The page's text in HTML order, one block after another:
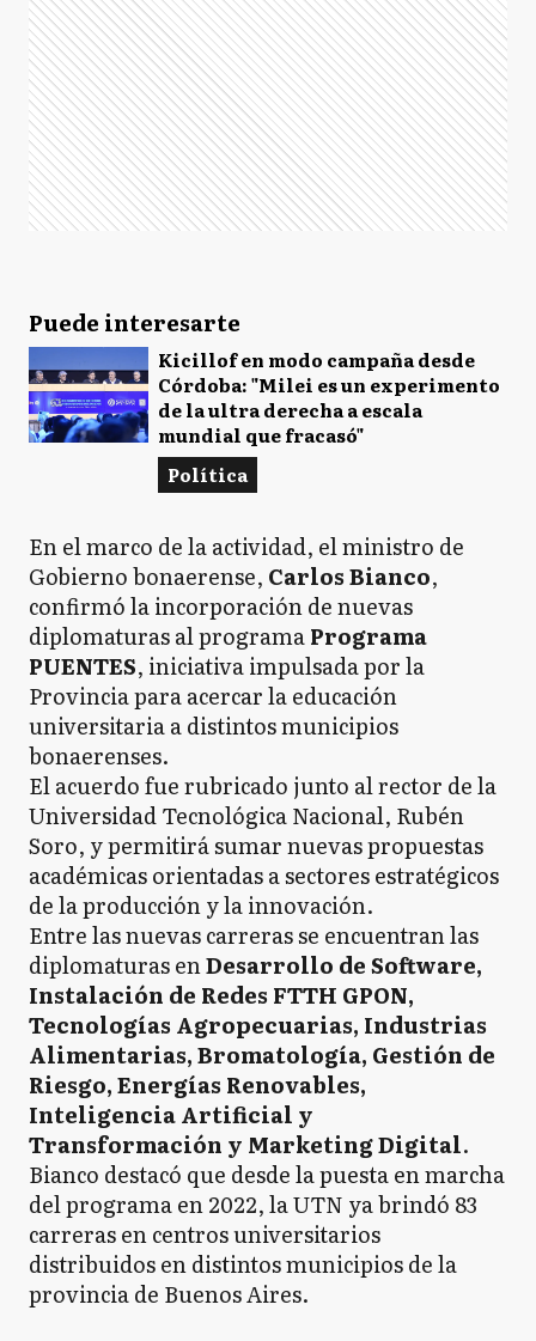
Puede interesarte
Kicillof en modo campaña desde
Córdoba: "Milei es un experimento
de la ultra derecha a escala
mundial que fracasó"
Política
En el marco de la actividad, el ministro de
Gobierno bonaerense, Carlos Bianco,
confirmó la incorporación de nuevas
diplomaturas al programaPrograma
PUENTES, iniciativa impulsada por la
Provincia para acercar la educación
universitaria a distintos municipios
bonaerenses.
El acuerdo fue rubricado junto al rector de la
Universidad Tecnológica Nacional, Rubén
Soro, y permitirá sumar nuevas propuestas
académicas orientadas a sectores estratégicos
de la producción y la innovación.
Entre las nuevas carreras se encuentran las
diplomaturas enDesarrollo de Software,
Instalación de Redes FTTH GPON,
Tecnologías Agropecuarias, Industrias
Alimentarias, Bromatología, Gestión de
Riesgo, Energías Renovables,
Inteligencia Artificial y
Transformación y Marketing Digital.
Bianco destacó que desde la puesta en marcha
del programa en 2022, la UTN ya brindó 83
carreras en centros universitarios
distribuidos en distintos municipios de la
provincia de Buenos Aires.